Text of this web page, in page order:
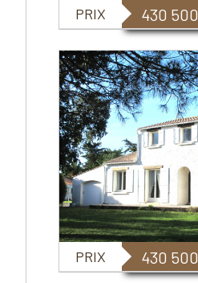
PRIX 430 500
PRIX 430 500